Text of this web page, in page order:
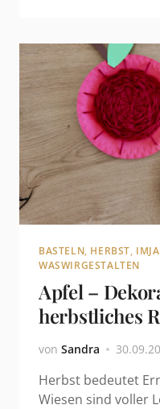
BASTELN, HERBST,
WASWIRGESTALTEN
Apfel –
herbstliches
von Sandra
Herbst bedeutet
Wiesen sind voller